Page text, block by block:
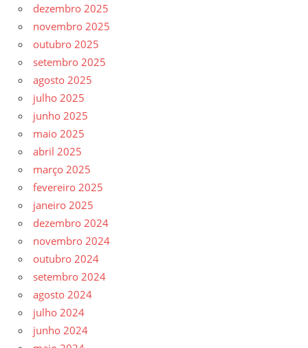
dezembro 2025
novembro 2025
outubro 2025
setembro 2025
agosto 2025
julho 2025
junho 2025
maio 2025
abril 2025
março 2025
fevereiro 2025
janeiro 2025
dezembro 2024
novembro 2024
outubro 2024
setembro 2024
agosto 2024
julho 2024
junho 2024